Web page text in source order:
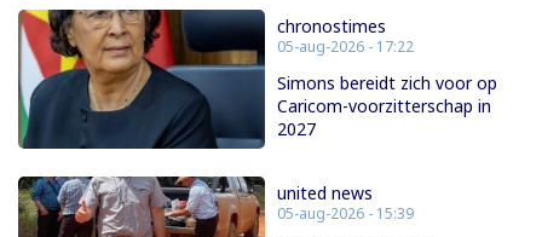
chronostimes
05-aug-2026 - 17:22
Simons bereidt zich voor op
Caricom-voorzitterschap in
2027
united news
05-aug-2026 - 15:39